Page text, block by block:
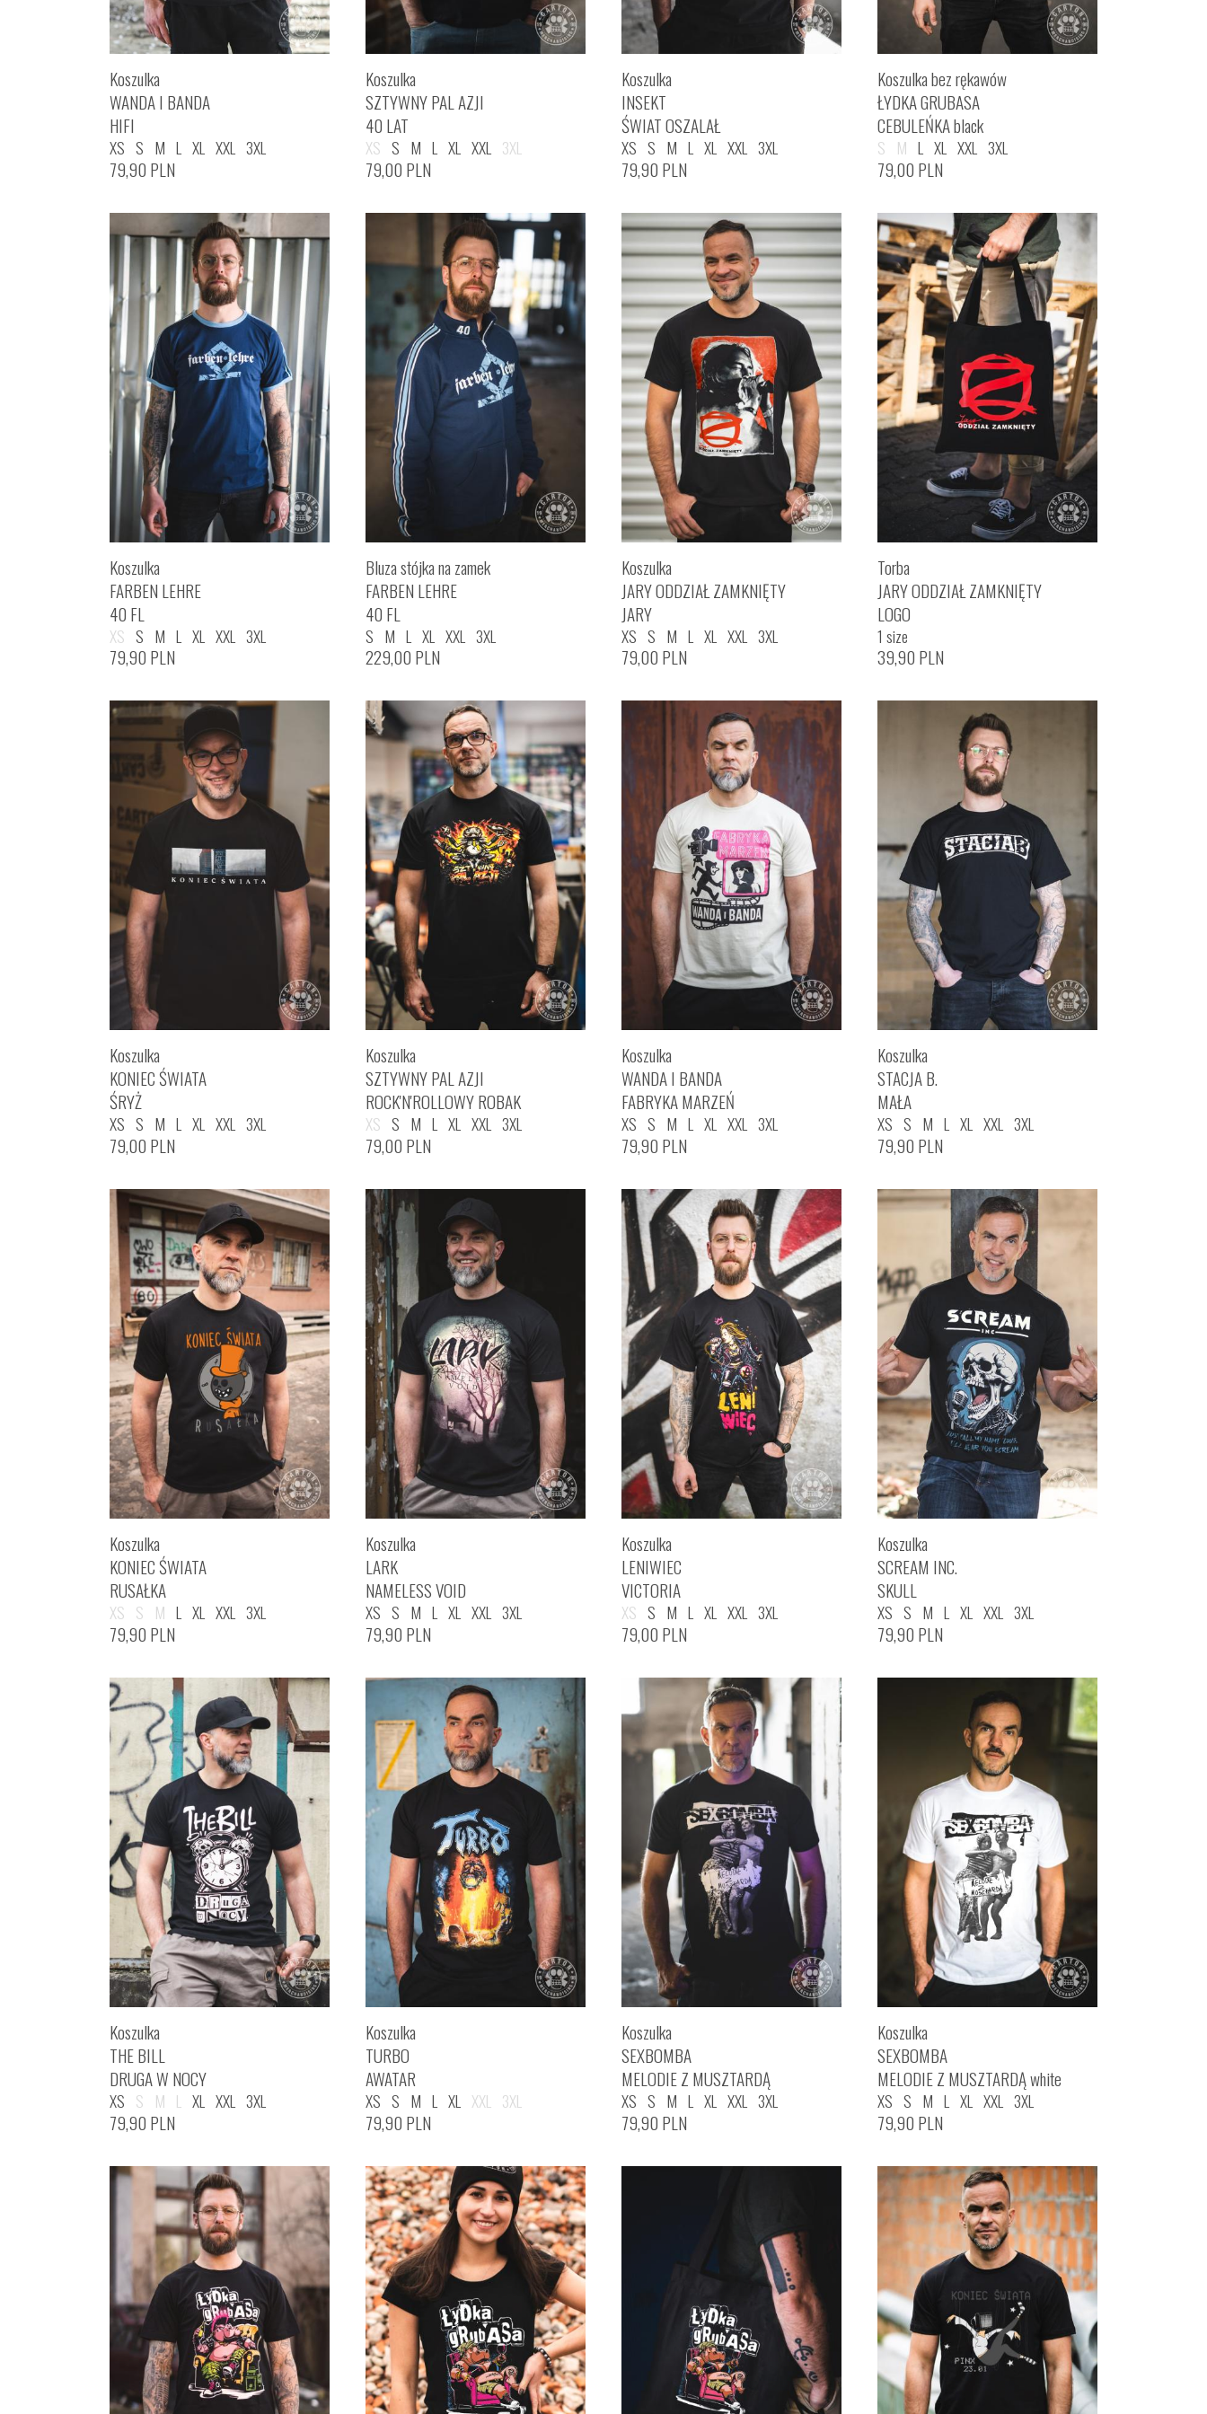
Koszulka
WANDA I BANDA
HIFI
XS S M L XL XXL 3XL
79,90 PLN
Koszulka
SZTYWNY PAL AZJI
40 LAT
XS S M L XL XXL 3XL
79,00 PLN
Koszulka
INSEKT
ŚWIAT OSZALAŁ
XS S M L XL XXL 3XL
79,90 PLN
Koszulka bez rękawów
ŁYDKA GRUBASA
CEBULEŃKA black
S M L XL XXL 3XL
79,00 PLN
Koszulka
FARBEN LEHRE
40 FL
XS S M L XL XXL 3XL
79,90 PLN
Bluza stójka na zamek
FARBEN LEHRE
40 FL
S M L XL XXL 3XL
229,00 PLN
Koszulka
JARY ODDZIAŁ ZAMKNIĘTY
JARY
XS S M L XL XXL 3XL
79,00 PLN
Torba
JARY ODDZIAŁ ZAMKNIĘTY
LOGO
1 size
39,90 PLN
Koszulka
KONIEC ŚWIATA
ŚRYŻ
XS S M L XL XXL 3XL
79,00 PLN
Koszulka
SZTYWNY PAL AZJI
ROCK'N'ROLLOWY ROBAK
XS S M L XL XXL 3XL
79,00 PLN
Koszulka
WANDA I BANDA
FABRYKA MARZEŃ
XS S M L XL XXL 3XL
79,90 PLN
Koszulka
STACJA B.
MAŁA
XS S M L XL XXL 3XL
79,90 PLN
Koszulka
KONIEC ŚWIATA
RUSAŁKA
XS S M L XL XXL 3XL
79,90 PLN
Koszulka
LARK
NAMELESS VOID
XS S M L XL XXL 3XL
79,90 PLN
Koszulka
LENIWIEC
VICTORIA
XS S M L XL XXL 3XL
79,00 PLN
Koszulka
SCREAM INC.
SKULL
XS S M L XL XXL 3XL
79,90 PLN
Koszulka
THE BILL
DRUGA W NOCY
XS S M L XL XXL 3XL
79,90 PLN
Koszulka
TURBO
AWATAR
XS S M L XL XXL 3XL
79,90 PLN
Koszulka
SEXBOMBA
MELODIE Z MUSZTARDĄ
XS S M L XL XXL 3XL
79,90 PLN
Koszulka
SEXBOMBA
MELODIE Z MUSZTARDĄ white
XS S M L XL XXL 3XL
79,90 PLN